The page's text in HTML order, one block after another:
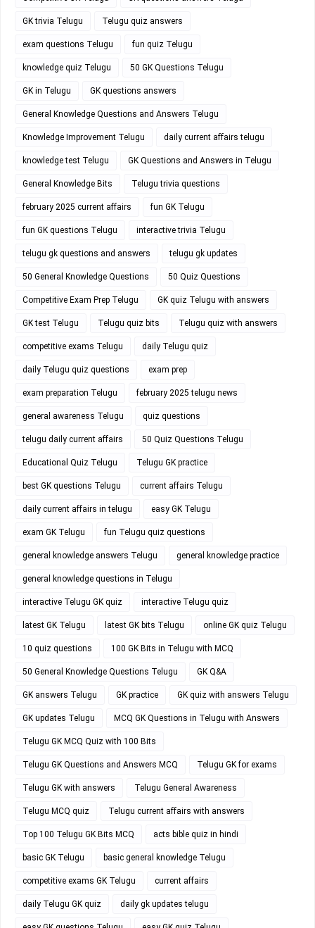
GK trivia Telugu Telugu quiz answers
exam questions Telugu fun quiz Telugu
knowledge quiz Telugu 50 GK Questions Telugu
GK in Telugu GK questions answers
General Knowledge Questions and Answers Telugu
Knowledge Improvement Telugu daily current affairs telugu
knowledge test Telugu GK Questions and Answers in Telugu
General Knowledge Bits Telugu trivia questions
february 2025 current affairs fun GK Telugu
fun GK questions Telugu interactive trivia Telugu
telugu gk questions and answers telugu gk updates
50 General Knowledge Questions 50 Quiz Questions
Competitive Exam Prep Telugu GK quiz Telugu with answers
GK test Telugu Telugu quiz bits Telugu quiz with answers
competitive exams Telugu daily Telugu quiz
daily Telugu quiz questions exam prep
exam preparation Telugu february 2025 telugu news
general awareness Telugu quiz questions
telugu daily current affairs 50 Quiz Questions Telugu
Educational Quiz Telugu Telugu GK practice
best GK questions Telugu current affairs Telugu
daily current affairs in telugu easy GK Telugu
exam GK Telugu fun Telugu quiz questions
general knowledge answers Telugu general knowledge practice
general knowledge questions in Telugu
interactive Telugu GK quiz interactive Telugu quiz
latest GK Telugu latest GK bits Telugu online GK quiz Telugu
10 quiz questions 100 GK Bits in Telugu with MCQ
50 General Knowledge Questions Telugu GK Q&A
GK answers Telugu GK practice GK quiz with answers Telugu
GK updates Telugu MCQ GK Questions in Telugu with Answers
Telugu GK MCQ Quiz with 100 Bits
Telugu GK Questions and Answers MCQ Telugu GK for exams
Telugu GK with answers Telugu General Awareness
Telugu MCQ quiz Telugu current affairs with answers
Top 100 Telugu GK Bits MCQ acts bible quiz in hindi
basic GK Telugu basic general knowledge Telugu
competitive exams GK Telugu current affairs
daily Telugu GK quiz daily gk updates telugu